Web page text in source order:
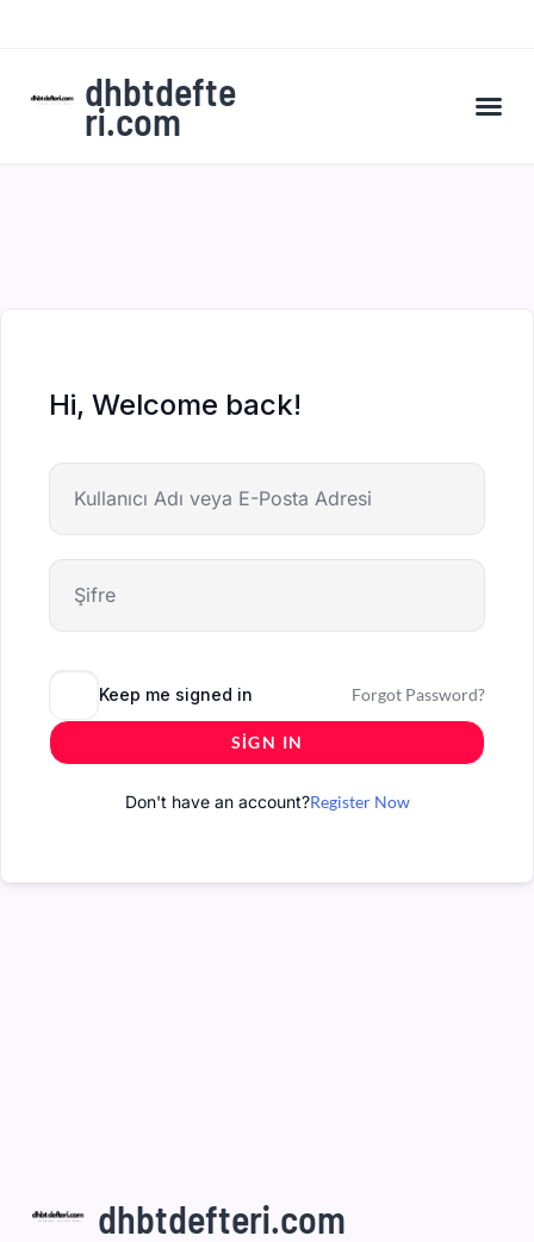
dhbtdefte
ri.com
Hi, Welcome back!
Keep me signed in Forgot Password?
SIGN IN
Don't have an account?Register Now
dhbtdefteri.com